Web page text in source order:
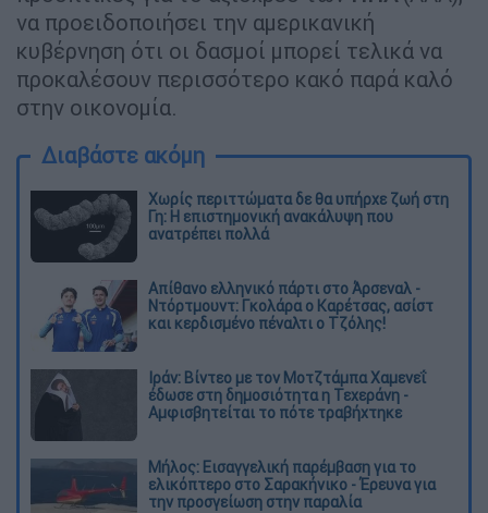
να προειδοποιήσει την αμερικανική
κυβέρνηση ότι οι δασμοί μπορεί τελικά να
προκαλέσουν περισσότερο κακό παρά καλό
στην οικονομία.
Διαβάστε ακόμη
Χωρίς περιττώματα δε θα υπήρχε ζωή στη
Γη: Η επιστημονική ανακάλυψη που
ανατρέπει πολλά
Απίθανο ελληνικό πάρτι στο Άρσεναλ -
Ντόρτμουντ: Γκολάρα ο Καρέτσας, ασίστ
και κερδισμένο πέναλτι ο Τζόλης!
Ιράν: Βίντεο με τον Μοτζτάμπα Χαμενεΐ
έδωσε στη δημοσιότητα η Τεχεράνη -
Αμφισβητείται το πότε τραβήχτηκε
Μήλος: Εισαγγελική παρέμβαση για το
ελικόπτερο στο Σαρακήνικο - Έρευνα για
την προσγείωση στην παραλία